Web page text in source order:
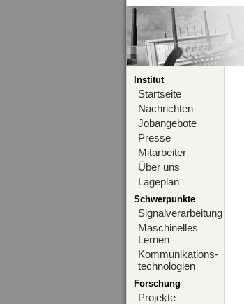
Institut
Startseite
Nachrichten
Jobangebote
Presse
Mitarbeiter
Über uns
Lageplan
Schwerpunkte
Signalverarbeitung
Maschinelles
Lernen
Kommunikations-
technologien
Forschung
Projekte